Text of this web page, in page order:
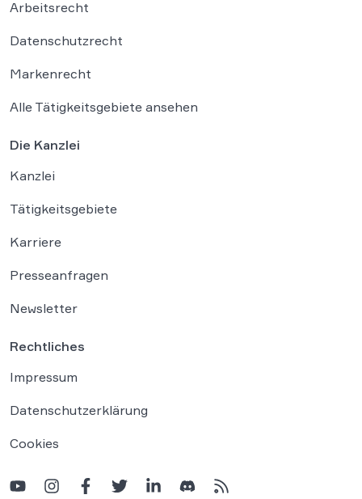
Arbeitsrecht
Datenschutzrecht
Markenrecht
Alle Tätigkeitsgebiete ansehen
Die Kanzlei
Kanzlei
Tätigkeitsgebiete
Karriere
Presseanfragen
Newsletter
Rechtliches
Impressum
Datenschutzerklärung
Cookies